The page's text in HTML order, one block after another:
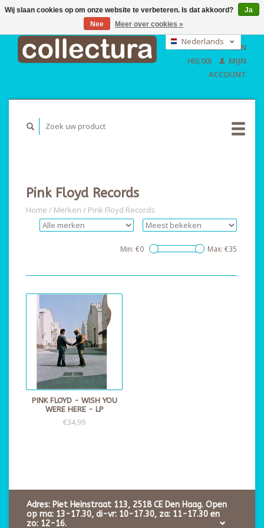
EUR
GBP
USD
Nederlands
English
WINKELWAGEN
(€0,00)
MIJN
ACCOUNT
Pink Floyd Records
Home / Merken / Pink Floyd Records
Min: €0 Max: €35
PINK FLOYD - WISH YOU
WERE HERE - LP
€34,99
Adres: Piet Heinstraat 113, 2518 CE Den Haag. Open
op ma: 13-17.30, di-vr: 10-17.30, za: 11-17.30 en
zo: 12-16.
Wij slaan cookies op om onze website te verbeteren. Is dat akkoord?
Ja
Nee
Meer over cookies »